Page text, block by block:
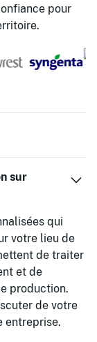
pour
sur
qui
votre lieu de
de traiter
et de
production.
de votre
entreprise.